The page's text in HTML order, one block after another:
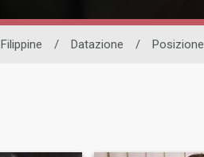
Filippine / Datazione / Posizione